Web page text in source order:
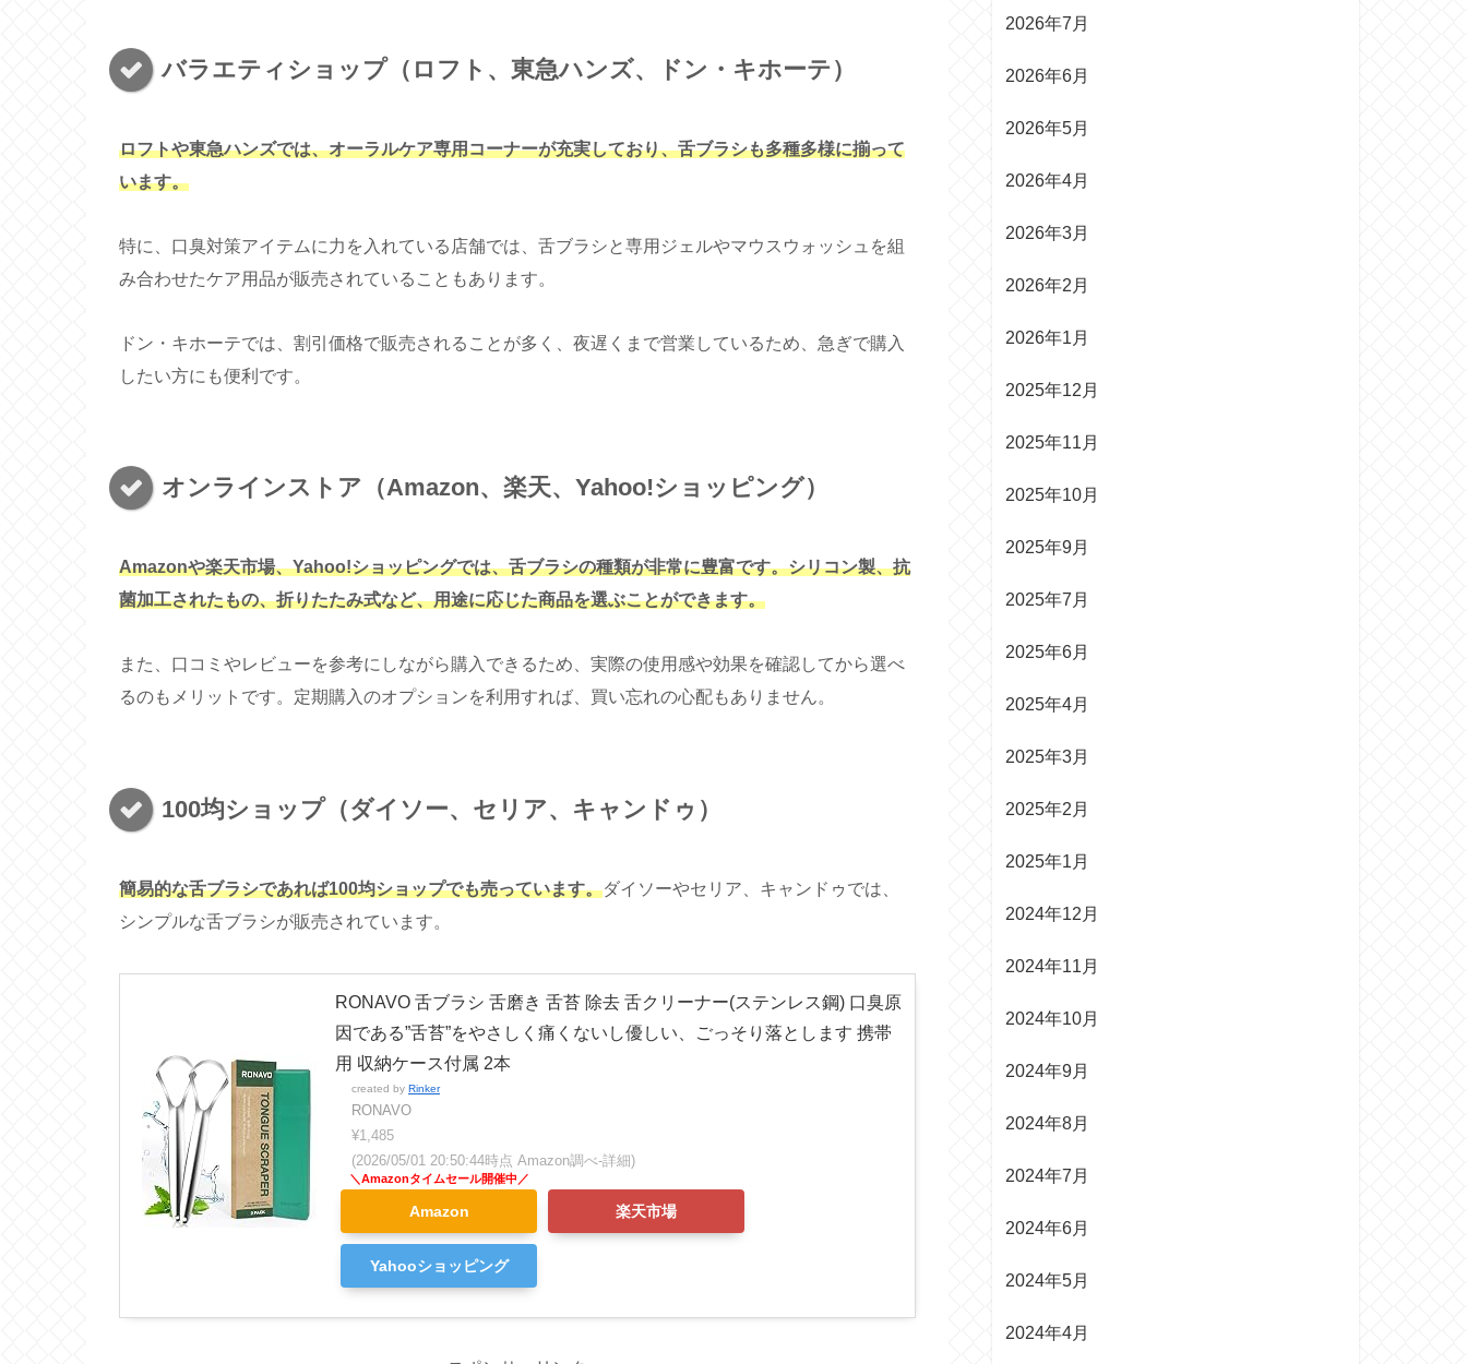
バラエティショップ（ロフト、東急ハンズ、ドン・キホーテ）
ロフトや東急ハンズでは、オーラルケア専用コーナーが充実しており、舌ブラシも多種多様に揃って
います。
特に、口臭対策アイテムに力を入れている店舗では、舌ブラシと専用ジェルやマウスウォッシュを組
み合わせたケア用品が販売されていることもあります。
ドン・キホーテでは、割引価格で販売されることが多く、夜遅くまで営業しているため、急ぎで購入
したい方にも便利です。
オンラインストア（Amazon、楽天、Yahoo!ショッピング）
Amazonや楽天市場、Yahoo!ショッピングでは、舌ブラシの種類が非常に豊富です。シリコン製、抗
菌加工されたもの、折りたたみ式など、用途に応じた商品を選ぶことができます。
また、口コミやレビューを参考にしながら購入できるため、実際の使用感や効果を確認してから選べ
るのもメリットです。定期購入のオプションを利用すれば、買い忘れの心配もありません。
100均ショップ（ダイソー、セリア、キャンドゥ）
簡易的な舌ブラシであれば100均ショップでも売っています。ダイソーやセリア、キャンドゥでは、
シンプルな舌ブラシが販売されています。
RONAVO 舌ブラシ 舌磨き 舌苔 除去 舌クリーナー(ステンレス鋼) 口臭原
因である”舌苔”をやさしく痛くないし優しい、ごっそり落とします 携帯
用 収納ケース付属 2本
created by Rinker
RONAVO
¥1,485
(2026/05/01 20:50:44時点 Amazon調べ-詳細)
Amazon 楽天市場
Yahooショッピング
2026年7月
2026年6月
2026年5月
2026年4月
2026年3月
2026年2月
2026年1月
2025年12月
2025年11月
2025年10月
2025年9月
2025年7月
2025年6月
2025年4月
2025年3月
2025年2月
2025年1月
2024年12月
2024年11月
2024年10月
2024年9月
2024年8月
2024年7月
2024年6月
2024年5月
2024年4月